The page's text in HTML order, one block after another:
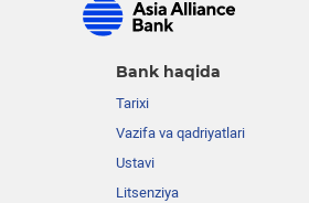
Bank haqida
Tarixi
Vazifa va qadriyatlari
Ustavi
Litsenziya